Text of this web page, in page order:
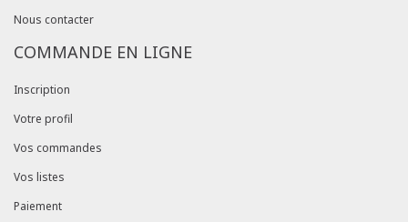
Nous contacter
COMMANDE EN LIGNE
Inscription
Votre profil
Vos commandes
Vos listes
Paiement